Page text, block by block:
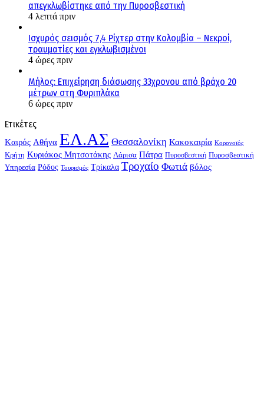
απεγκλωβίστηκε από την Πυροσβεστική
4 λεπτά πριν
Ισχυρός σεισμός 7,4 Ρίχτερ στην Κολομβία – Νεκροί,
τραυματίες και εγκλωβισμένοι
4 ώρες πριν
Μήλος: Επιχείρηση διάσωσης 33χρονου από βράχο 20
μέτρων στη Φυριπλάκα
6 ώρες πριν
Ετικέτες
Kαιρός Αθήνα ΕΛ.ΑΣ Θεσσαλονίκη Κακοκαιρία Κορονοϊός
Κρήτη Κυριάκος Μητσοτάκης Λάρισα Πάτρα Πυροσβεστική Πυροσβεστική
Υπηρεσία Ρόδος Τουρισμός Τρίκαλα Τροχαίο Φωτιά βόλος